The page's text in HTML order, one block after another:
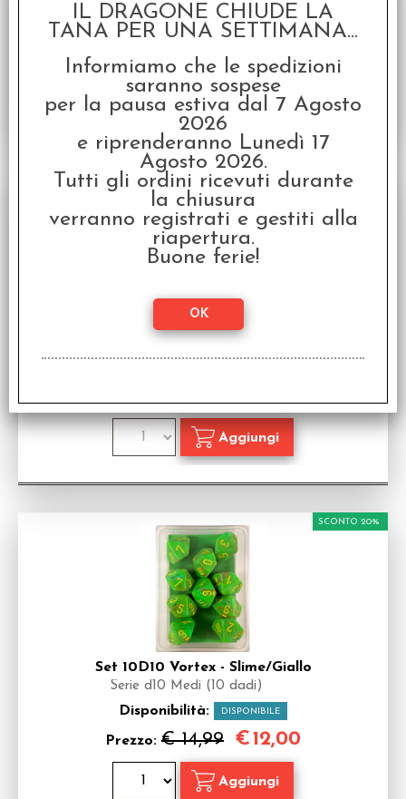
Disponibilità: NON DISPONIBILE
€ 10,99 8,79
Set Dadi Vortex - Verde Acido/Nero
Serie d20 Medi (7 dadi)
SCONTO 20%
Set 10D10 Vortex - Slime/Giallo
Serie d10 Medi (10 dadi)
Disponibilità: DISPONIBILE
Prezzo: € 14,99
SCONTO 20%
€12,00
IL DRAGONE CHIUDE LA
TANA PER UNA SETTIMANA...
Informiamo che le spedizioni
saranno sospese
per la pausa estiva dal 7 Agosto
2026
e riprenderanno Lunedì 17
Agosto 2026.
Tutti gli ordini ricevuti durante
la chiusura
verranno registrati e gestiti alla
riapertura.
Buone ferie!